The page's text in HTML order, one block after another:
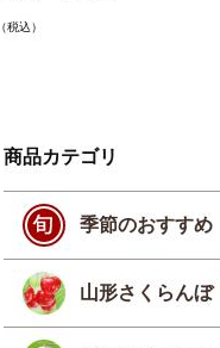
（税込）
商品カテゴリ
季節のおすすめ
山形さくらんぼ